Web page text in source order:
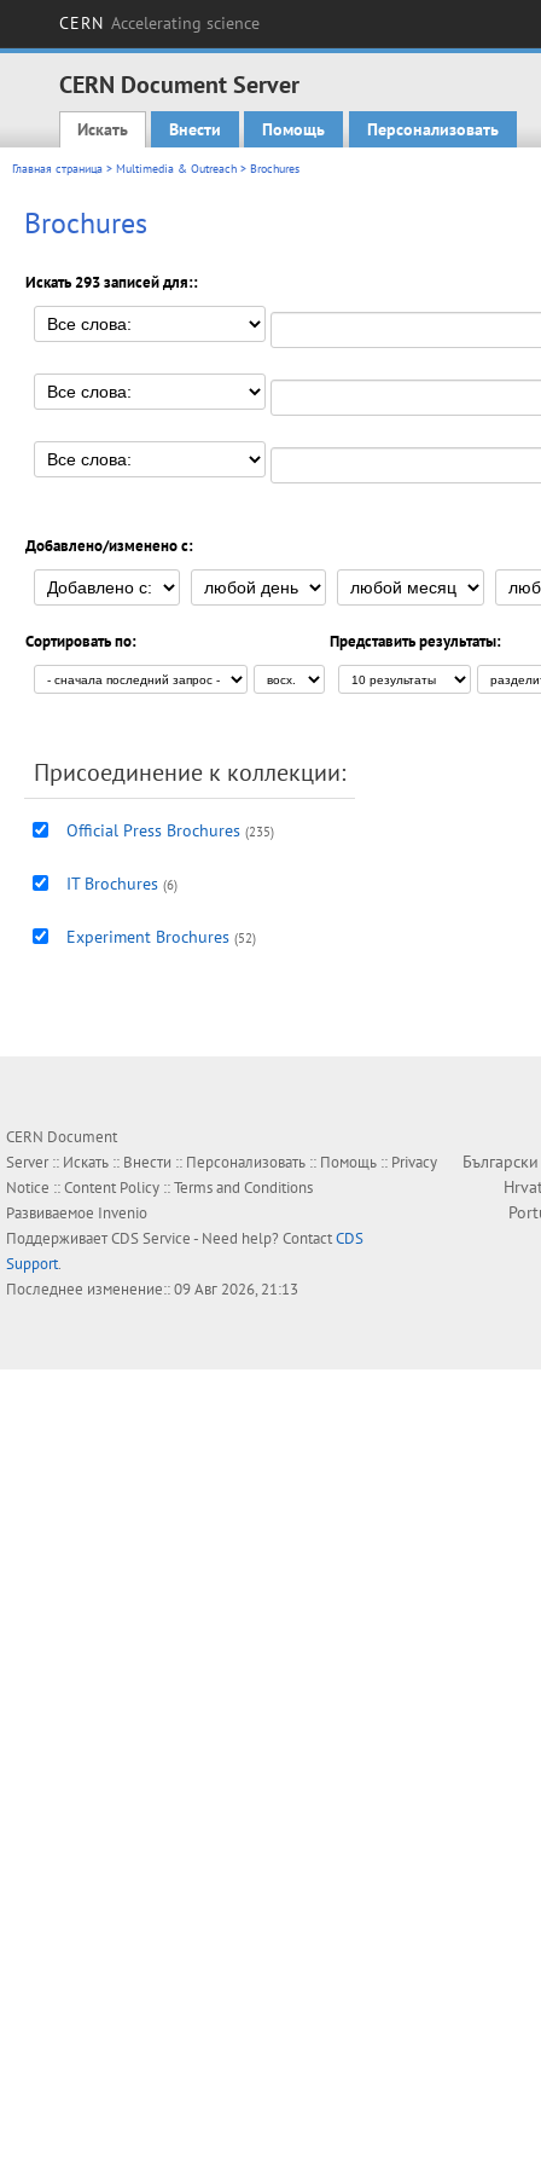
CERN Accelerating science
CERN Document Server
Main menu
Искать Внести Помощь Персонализовать
Главная страница > Multimedia & Outreach > Brochures
Brochures
Искать 293 записей для::
Добавлено/изменено с:
Сортировать по: Представить результаты:
Присоединение к коллекции:
Official Press Brochures (235)
IT Brochures (6)
Experiment Brochures (52)
CERN Document
Server :: Искать :: Внести :: Персонализовать :: Помощь :: Privacy
Notice ::Content Policy ::Terms and Conditions
Развиваемое Invenio
ПоддерживаетCDS Service- Need help? ContactCDS
Support.
Последнее изменение:: 09 Авг 2026, 21:13
Български